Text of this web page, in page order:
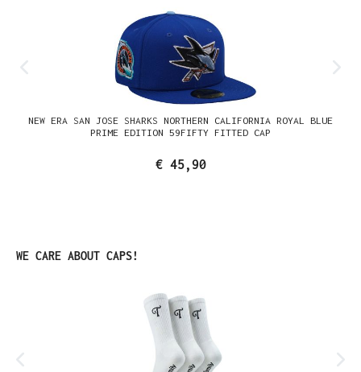
NEW ERA SAN JOSE SHARKS NORTHERN CALIFORNIA ROYAL BLUE
PRIME EDITION 59FIFTY FITTED CAP
€ 45,90
Productgalerij overslaan
WE CARE ABOUT CAPS!